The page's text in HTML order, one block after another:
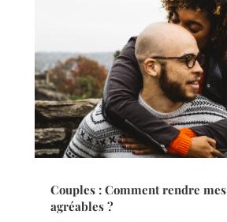
Couples : Comment rendre
agréables ?